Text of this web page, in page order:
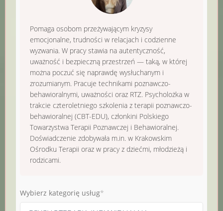
Pomaga osobom przeżywającym kryzysy
emocjonalne, trudności w relacjach i codzienne
wyzwania. W pracy stawia na autentyczność,
uważność i bezpieczną przestrzeń — taką, w której
można poczuć się naprawdę wysłuchanym i
zrozumianym. Pracuje technikami poznawczo-
behawioralnymi, uważności oraz RTZ. Psycholożka w
trakcie czteroletniego szkolenia z terapii poznawczo-
behawioralnej (CBT-EDU), członkini Polskiego
Towarzystwa Terapii Poznawczej i Behawioralnej.
Doświadczenie zdobywała m.in. w Krakowskim
Ośrodku Terapii oraz w pracy z dziećmi, młodzieżą i
rodzicami.
Wybierz kategorię usług